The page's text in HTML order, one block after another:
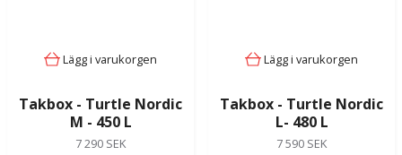
Lägg i varukorgen
Takbox - Turtle Nordic
M - 450 L
7 290 SEK
Lägg i varukorgen
Takbox - Turtle Nordic
L- 480 L
7 590 SEK